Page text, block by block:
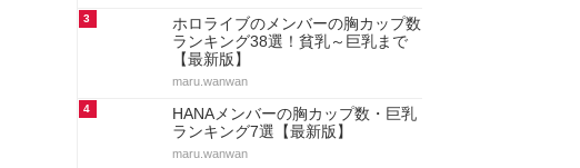
3
ホロライブのメンバーの胸カップ数
ランキング38選！貧乳～巨乳まで
【最新版】
maru.wanwan
4
HANAメンバーの胸カップ数・巨乳
ランキング7選【最新版】
maru.wanwan